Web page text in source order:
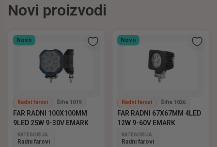
Novi proizvodi
Novo
Radni farovi Šifra 1019
FAR RADNI 100X100MM
9LED 25W 9-30V EMARK
KATEGORIJA
Radni farovi
Novo
Radni farovi Šifra 1026
FAR RADNI 67X67MM 4LED
12W 9-60V EMARK
KATEGORIJA
Radni farovi